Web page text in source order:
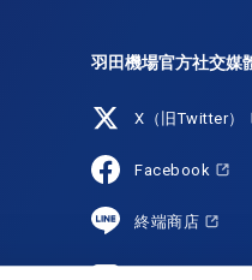
羽田機場官方社交媒
X（旧Twitter）
Facebook
終端商店